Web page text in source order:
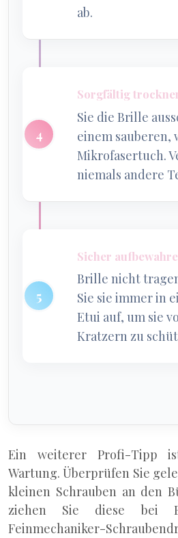
ab.
Sorgfältig
Sie die Brille
einem sauberen,
Mikrofasertuch.
niemals andere
Sicher
Brille nicht
Sie sie immer in
Etui auf, um sie
Kratzern zu
Ein weiterer Profi-Tipp
Wartung. Überprüfen Sie
kleinen Schrauben an den
ziehen Sie diese bei
Feinmechaniker-